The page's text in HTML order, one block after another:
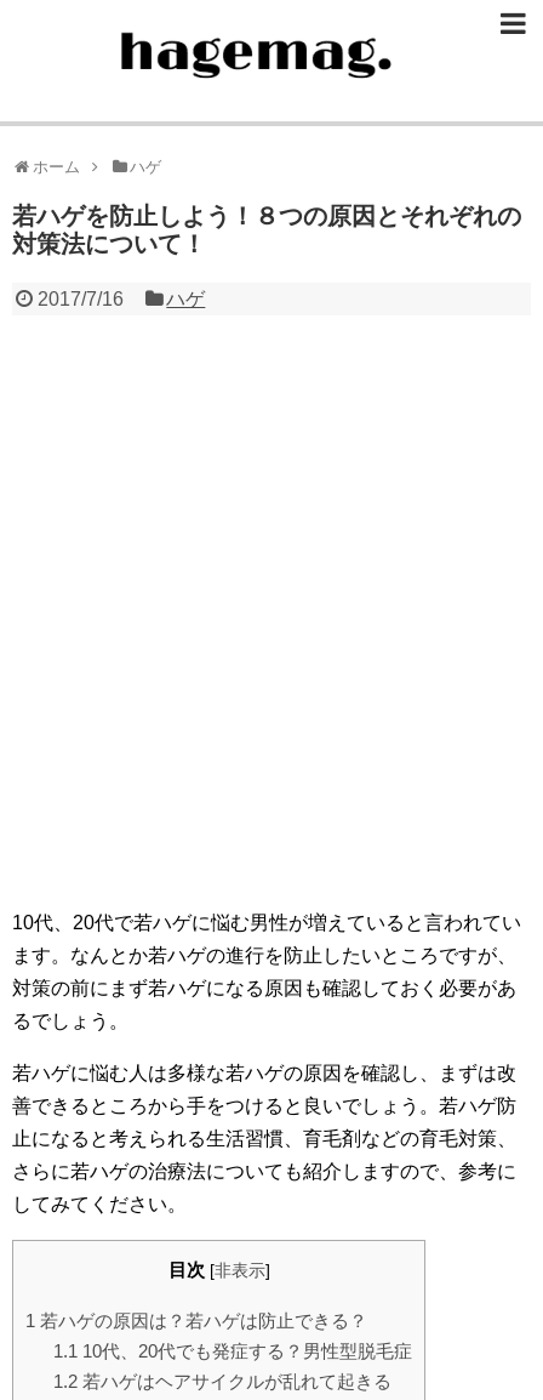
ホーム ハゲ
若ハゲを防止しよう！８つの原因とそれぞれの
対策法について！
2017/7/16 ハゲ
10代、20代で若ハゲに悩む男性が増えていると言われてい
ます。なんとか若ハゲの進行を防止したいところですが、
対策の前にまず若ハゲになる原因も確認しておく必要があ
るでしょう。
若ハゲに悩む人は多様な若ハゲの原因を確認し、まずは改
善できるところから手をつけると良いでしょう。若ハゲ防
止になると考えられる生活習慣、育毛剤などの育毛対策、
さらに若ハゲの治療法についても紹介しますので、参考に
してみてください。
目次 [非表示]
1 若ハゲの原因は？若ハゲは防止できる？
1.1 10代、20代でも発症する？男性型脱毛症
1.2若ハゲはヘアサイクルが乱れて起きる